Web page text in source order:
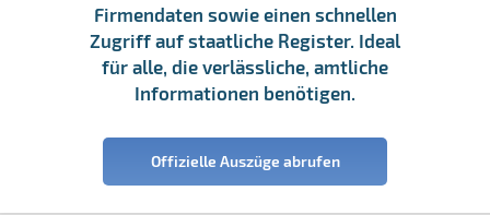
Firmendaten sowie einen schnellen
Zugriff auf staatliche Register. Ideal
für alle, die verlässliche, amtliche
Informationen benötigen.
Offizielle Auszüge abrufen